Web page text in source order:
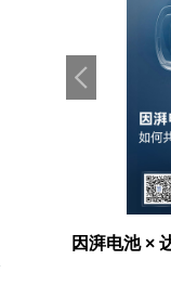
因湃电池 ×